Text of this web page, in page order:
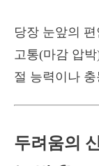
당장 눈앞의
고통(마감 압
절 능력이나
두려움의